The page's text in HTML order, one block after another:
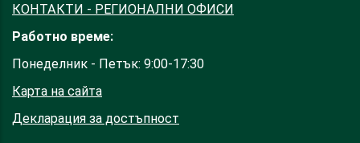
КОНТАКТИ - РЕГИОНАЛНИ ОФИСИ
Работно време:
Понеделник - Петък: 9:00-17:30
Карта на сайта
Декларация за достъпност